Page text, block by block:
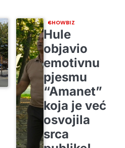
SHOWBIZ
Hule
objavio
emotivnu
pjesmu
“Amanet”
koja je već
osvojila
srca